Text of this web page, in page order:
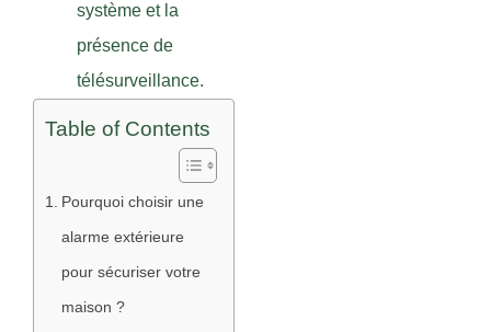
système et la
présence de
télésurveillance.
Table of Contents
Pourquoi choisir une
alarme extérieure
pour sécuriser votre
maison ?